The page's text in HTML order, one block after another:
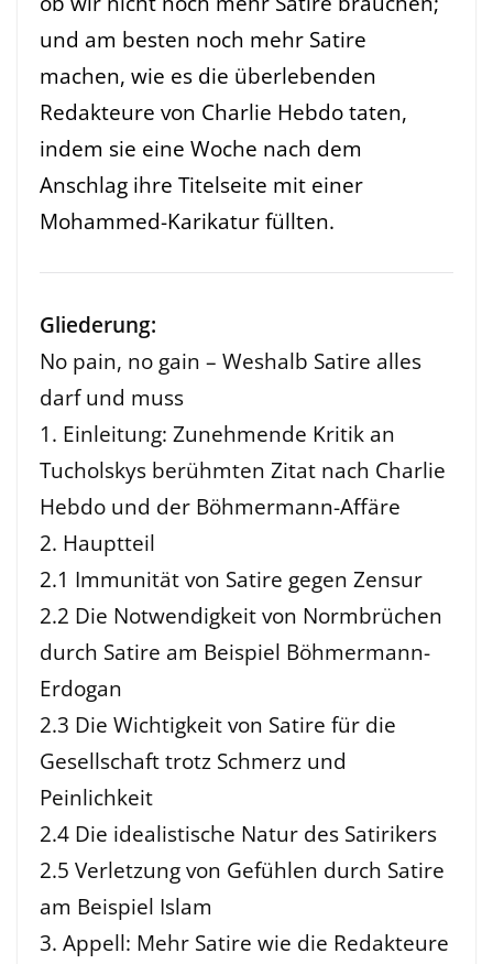
und am besten noch mehr Satire
machen, wie es die überlebenden
Redakteure von Charlie Hebdo taten,
indem sie eine Woche nach dem
Anschlag ihre Titelseite mit einer
Mohammed-Karikatur füllten.
Gliederung:
No pain, no gain – Weshalb Satire alles
darf und muss
1. Einleitung: Zunehmende Kritik an
Tucholskys berühmten Zitat nach Charlie
Hebdo und der Böhmermann-Affäre
2. Hauptteil
2.1 Immunität von Satire gegen Zensur
2.2 Die Notwendigkeit von Normbrüchen
durch Satire am Beispiel Böhmermann-
Erdogan
2.3 Die Wichtigkeit von Satire für die
Gesellschaft trotz Schmerz und
Peinlichkeit
2.4 Die idealistische Natur des Satirikers
2.5 Verletzung von Gefühlen durch Satire
am Beispiel Islam
3. Appell: Mehr Satire wie die Redakteure